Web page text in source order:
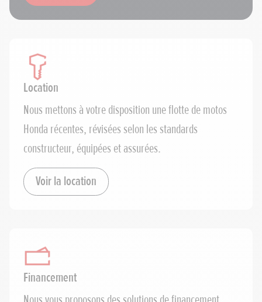
Location
Nous mettons à votre disposition une flotte de motos
Honda récentes, révisées selon les standards
constructeur, équipées et assurées.
Voir la location
Financement